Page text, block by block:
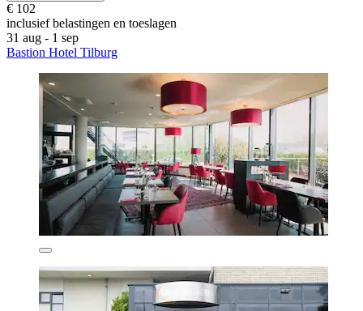
€ 102
inclusief belastingen en toeslagen
31 aug - 1 sep
Bastion Hotel Tilburg